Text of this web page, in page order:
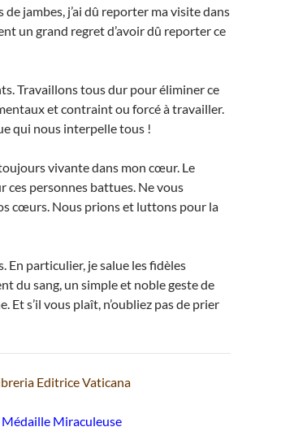
jambes, j’ai dû reporter ma visite dans
un grand regret d’avoir dû reporter ce
Travaillons tous dur pour éliminer ce
et contraint ou forcé à travailler.
qui nous interpelle tous !
vivante dans mon cœur. Le
ces personnes battues. Ne vous
cœurs. Nous prions et luttons pour la
En particulier, je salue les fidèles
du sang, un simple et noble geste de
s’il vous plaît, n’oubliez pas de prier
Editrice Vaticana
Miraculeuse